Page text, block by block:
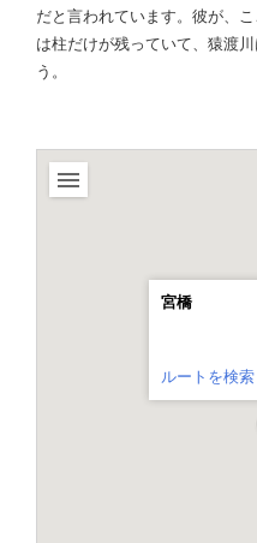
だと言われています。彼が、
は柱だけが残っていて、猿渡
う。
宮橋
ルートを検索